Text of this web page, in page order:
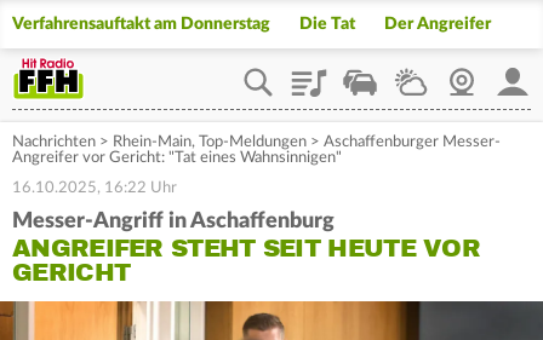
Verfahrensauftakt am Donnerstag Die Tat Der Angreifer
PlaylistStaupilotWetterWebcam
Nachrichten > Rhein-Main, Top-Meldungen > Aschaffenburger Messer-
Angreifer vor Gericht: "Tat eines Wahnsinnigen"
16.10.2025, 16:22 Uhr
Messer-Angriff in Aschaffenburg
ANGREIFER STEHT SEIT HEUTE VOR
GERICHT